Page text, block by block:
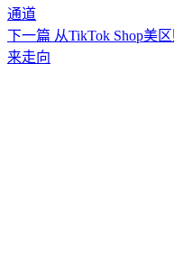
通道
下一篇 从TikTok Shop美
来走向